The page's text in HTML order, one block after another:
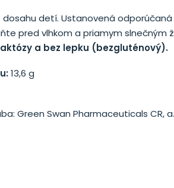
detí. Ustanovená
pred vlhkom a priamym
a bez lepku (bezgluténový).
13,6 g
Green Swan Pharmaceuticals CR,